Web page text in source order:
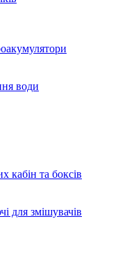
води
кабін та боксів
для змішувачів